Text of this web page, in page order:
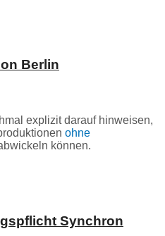
Berlin
explizit darauf hinweisen,
ohne
können.
Synchron